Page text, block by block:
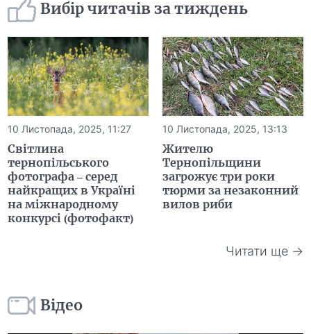
Вибір читачів за тиждень
10 Листопада, 2025, 11:27
Світлина
тернопільського
фотографа – серед
найкращих в Україні
на міжнародному
конкурсі (фотофакт)
10 Листопада, 2025, 13:13
Жителю
Тернопільщини
загрожує три роки
тюрми за незаконний
вилов риби
Читати ще →
Відео